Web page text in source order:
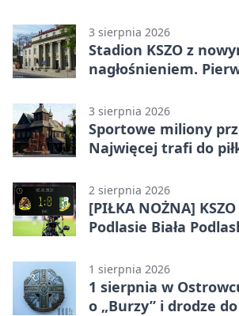
3 sierpnia 2026
Stadion KSZO z
nagłośnieniem.
3 sierpnia 2026
Sportowe miliony
Najwięcej trafi do
2 sierpnia 2026
[PIŁKA NOŻNA]
Podlasie Biała
(Grupa IV)
1 sierpnia 2026
1 sierpnia w
o „Burzy” i drodze